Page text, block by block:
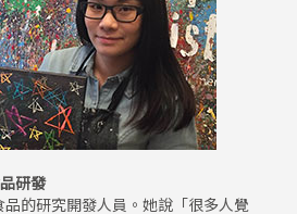
研發
的研究開發人員。她說「很多人覺